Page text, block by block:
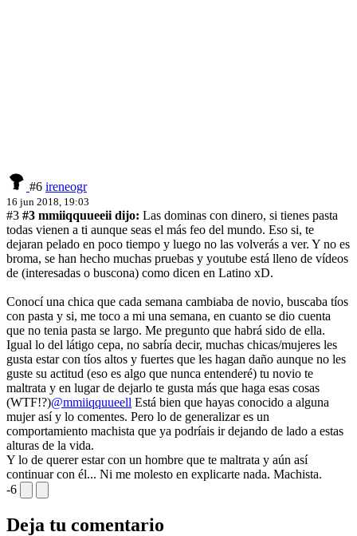
#6 ireneogr
16 jun 2018, 19:03
#3 #3 mmiiqquueeii dijo: Las dominas con dinero, si tienes pasta
todas vienen a ti aunque seas el más feo del mundo. Eso si, te
dejaran pelado en poco tiempo y luego no las volverás a ver. Y no es
broma, se han hecho muchas pruebas y youtube está lleno de vídeos
de (interesadas o buscona) como dicen en Latino xD.
Conocí una chica que cada semana cambiaba de novio, buscaba tíos
con pasta y si, me toco a mi una semana, en cuanto se dio cuenta
que no tenia pasta se largo. Me pregunto que habrá sido de ella.
Igual lo del látigo cepa, no sabría decir, muchas chicas/mujeres les
gusta estar con tíos altos y fuertes que les hagan daño aunque no les
guste su actitud (eso es algo que nunca entenderé) tu novio te
maltrata y en lugar de dejarlo te gusta más que haga esas cosas
(WTF!?)@mmiiqquueell Está bien que hayas conocido a alguna
mujer así y lo comentes. Pero lo de generalizar es un
comportamiento machista que ya podríais ir dejando de lado a estas
alturas de la vida.
Y lo de querer estar con un hombre que te maltrata y aún así
continuar con él... Ni me molesto en explicarte nada. Machista.
-6
Deja tu comentario